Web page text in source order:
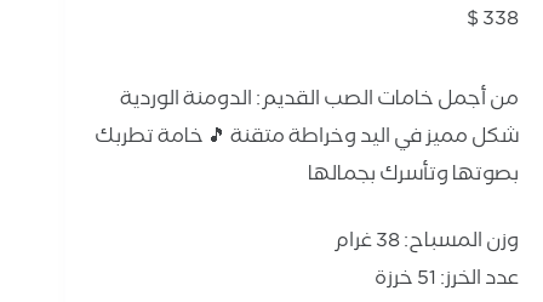
$338
من أجمل خامات الصب القديم: الدومنة الوردية
شكل مميز في اليد وخراطة متقنة 🎵 خامة تطربك
بصوتها وتأسرك بجمالها
وزن المسباح: 38 غرام
عدد الخرز: 51 خرزة